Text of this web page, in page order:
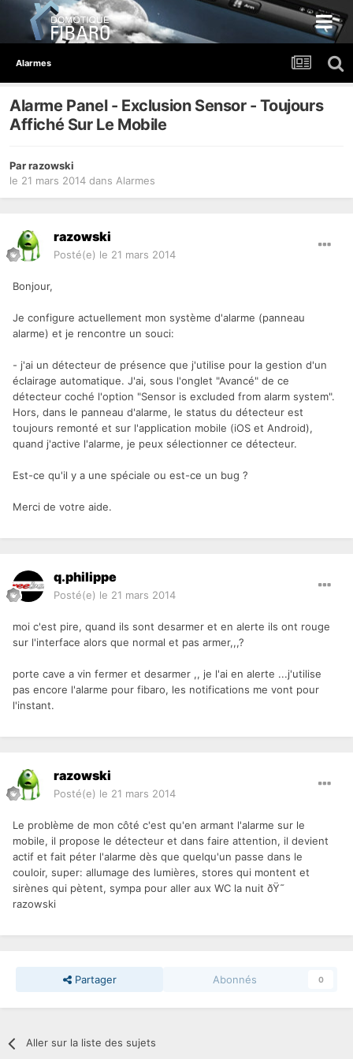
Alarmes
Alarme Panel - Exclusion Sensor - Toujours
Affiché Sur Le Mobile
Parrazowski
le 21 mars 2014 dans Alarmes
razowski
Posté(e) le 21 mars 2014
Bonjour,
Je configure actuellement mon système d'alarme (panneau
alarme) et je rencontre un souci:
- j'ai un détecteur de présence que j'utilise pour la gestion d'un
éclairage automatique. J'ai, sous l'onglet "Avancé" de ce
détecteur coché l'option "Sensor is excluded from alarm system".
Hors, dans le panneau d'alarme, le status du détecteur est
toujours remonté et sur l'application mobile (iOS et Android),
quand j'active l'alarme, je peux sélectionner ce détecteur.
Est-ce qu'il y a une spéciale ou est-ce un bug ?
Merci de votre aide.
q.philippe
Posté(e) le 21 mars 2014
moi c'est pire, quand ils sont desarmer et en alerte ils ont rouge
sur l'interface alors que normal et pas armer,,,?
porte cave a vin fermer et desarmer ,, je l'ai en alerte ...j'utilise
pas encore l'alarme pour fibaro, les notifications me vont pour
l'instant.
razowski
Posté(e) le 21 mars 2014
Le problème de mon côté c'est qu'en armant l'alarme sur le
mobile, il propose le détecteur et dans faire attention, il devient
actif et fait péter l'alarme dès que quelqu'un passe dans le
couloir, super: allumage des lumières, stores qui montent et
sirènes qui pètent, sympa pour aller aux WC la nuit ðŸ˜
razowski
Partager Abonnés 0
Aller sur la liste des sujets